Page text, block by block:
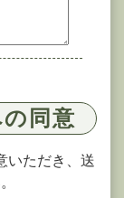
同意
いただき、送